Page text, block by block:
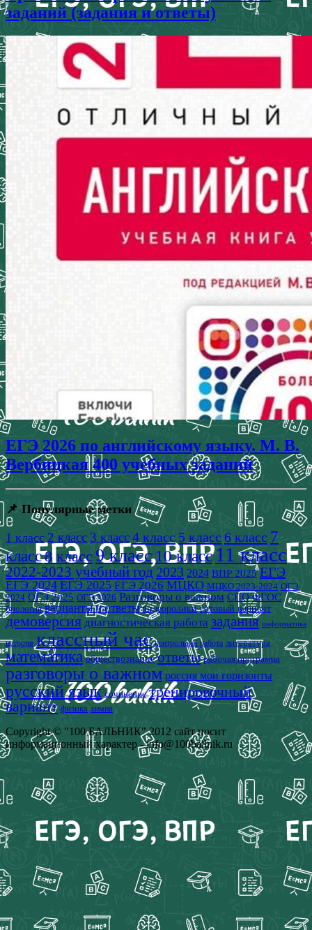
заданий (задания и ответы)
ЕГЭ 2026 по английскому языку. М. В.
Вербицкая 400 учебных заданий
📌 Популярные метки
1 класс 2 класс 3 класс4 класс 5 класс 6 класс 7
класс8 класс 9 класс10 класс11 класс
2022-2023 учебный год 2023 2024 ВПР 2025 ЕГЭ
ЕГЭ 2024 ЕГЭ 2025 ЕГЭ 2026 МЦКО МЦКО 2023-2024 ОГЭ
2024 ОГЭ 2025 ОГЭ 2026 Разговоры о важном СПО ФГОС
биология варианты и ответы видеоролики готовый вариант
демоверсия диагностическая работа задания информатика
история классный час контрольная работа литература
математика обществознание ответы рабочая программа
разговоры о важном россия мои горизонты
русский язык сочинение тренировочный
вариант физика химия
Copyright © "100 БАЛЬНИК" 2012 сайт носит
информационный характер - info@100ballnik.ru